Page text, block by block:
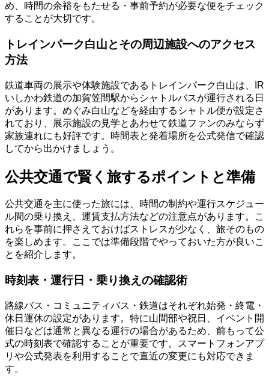
め、時間の余裕をもたせる・事前予約が必要な便をチェック
することが大切です。
トレインパーク白山とその周辺施設へのアクセス
方法
鉄道車両の展示や体験施設であるトレインパーク白山は、IR
いしかわ鉄道の加賀笠間駅からシャトルバスが運行される日
があります。めぐみ白山などを経由するシャトル便が設定さ
れており、展示施設の見学とあわせて鉄道ファンのみならず
家族連れにも好評です。時間表と発着場所を公式発信で確認
してから出かけましょう。
公共交通で賢く旅するポイントと準備
公共交通を主に使った旅には、時間の制約や運行スケジュー
ル間の乗り換え、運賃支払方法などの注意点があります。こ
れらを事前に押さえておけばストレスが少なく、旅そのもの
を楽しめます。ここでは準備段階でやっておいた方が良いこ
とを紹介します。
時刻表・運行日・乗り換えの確認術
路線バス・コミュニティバス・鉄道はそれぞれ始発・終電・
休日運休の設定があります。特に山間部や祝日、イベント開
催日などは通常と異なる運行の場合があるため、前もって公
式の時刻表で確認することが重要です。スマートフォンアプ
リや公式発表を利用することで直近の変更にも対応できま
す。